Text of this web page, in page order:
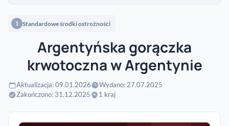
1 Standardowe środki ostrożności
Argentyńska gorączka
krwotoczna w Argentynie
Aktualizacja: 09.01.2026
Wydano: 27.07.2025
Zakończono: 31.12.2025
1 kraj